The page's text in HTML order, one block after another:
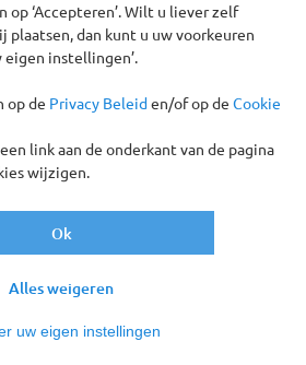
ligt de badplaats
en boulevards, de
maken van deze regio een
We nemen u mee naar de mooiste
Brugge en Antwerpen en maken een
mee op reis naar onze zuiderburen?
op ‘Accepteren’. Wilt u liever zelf
plaatsen, dan kunt u uw voorkeuren
eigen instellingen’.
op de Privacy Beleiden/of op de Cookie
link aan de onderkant van de pagina
wijzigen.
uw eigen instellingen
Alles weigeren
Ok